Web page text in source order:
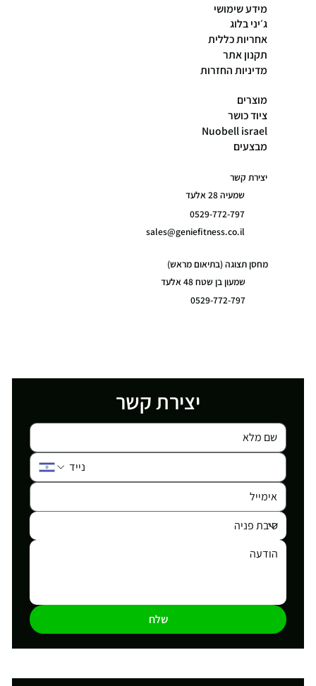
מידע שימושי
ג׳יני בלוג
אחריות כללית
תקנון אתר
מדיניות החזרות
מוצרים
ציוד כושר
Nuobell israel
מבצעים
יצירת קשר
שמעיה 28 אלעד
0529-772-797
sales@geniefitness.co.il
מחסן תצוגה (בתיאום מראש)
שמעון בן שטח 48 אלעד
0529-772-797
יצירת קשר
שלח